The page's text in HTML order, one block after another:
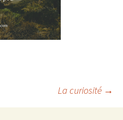
La curiosité →